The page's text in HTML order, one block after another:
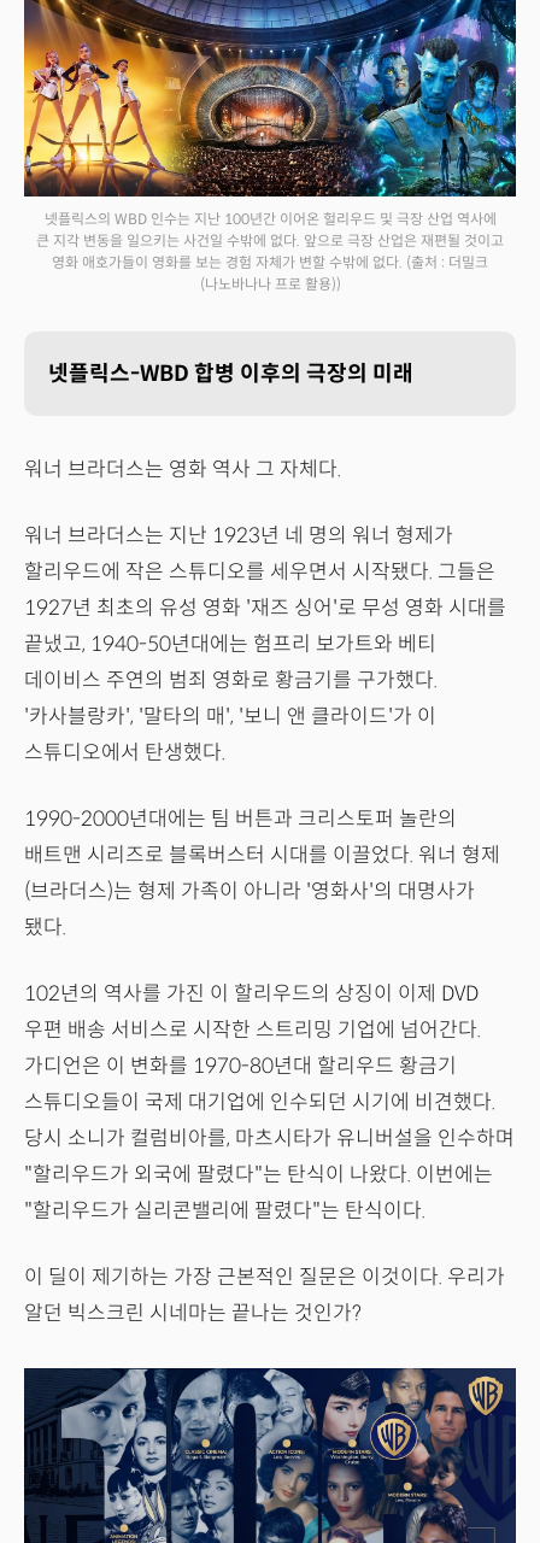
넷플릭스의 WBD 인수는 지난 100년간 이어온 헐리우드 및 극장 산업 역사에
큰 지각 변동을 일으키는 사건일 수밖에 없다. 앞으로 극장 산업은 재편될 것이고
영화 애호가들이 영화를 보는 경험 자체가 변할 수밖에 없다. (출처 : 더밀크
(나노바나나 프로 활용))
넷플릭스-WBD 합병 이후의 극장의 미래
워너 브라더스는 영화 역사 그 자체다.
워너 브라더스는 지난 1923년 네 명의 워너 형제가
할리우드에 작은 스튜디오를 세우면서 시작됐다. 그들은
1927년 최초의 유성 영화 '재즈 싱어'로 무성 영화 시대를
끝냈고, 1940-50년대에는 험프리 보가트와 베티
데이비스 주연의 범죄 영화로 황금기를 구가했다.
'카사블랑카', '말타의 매', '보니 앤 클라이드'가 이
스튜디오에서 탄생했다.
1990-2000년대에는 팀 버튼과 크리스토퍼 놀란의
배트맨 시리즈로 블록버스터 시대를 이끌었다. 워너 형제
(브라더스)는 형제 가족이 아니라 '영화사'의 대명사가
됐다.
102년의 역사를 가진 이 할리우드의 상징이 이제 DVD
우편 배송 서비스로 시작한 스트리밍 기업에 넘어간다.
가디언은 이 변화를 1970-80년대 할리우드 황금기
스튜디오들이 국제 대기업에 인수되던 시기에 비견했다.
당시 소니가 컬럼비아를, 마츠시타가 유니버설을 인수하며
"할리우드가 외국에 팔렸다"는 탄식이 나왔다. 이번에는
"할리우드가 실리콘밸리에 팔렸다"는 탄식이다.
이 딜이 제기하는 가장 근본적인 질문은 이것이다. 우리가
알던 빅스크린 시네마는 끝나는 것인가?